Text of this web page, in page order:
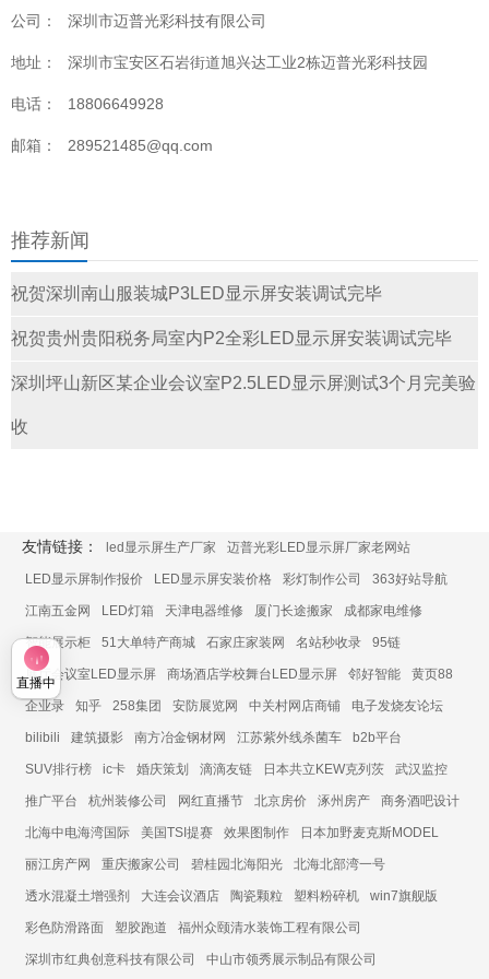
公司： 深圳市迈普光彩科技有限公司
地址： 深圳市宝安区石岩街道旭兴达工业2栋迈普光彩科技园
电话： 18806649928
邮箱： 289521485@qq.com
推荐新闻
祝贺深圳南山服装城P3LED显示屏安装调试完毕
祝贺贵州贵阳税务局室内P2全彩LED显示屏安装调试完毕
深圳坪山新区某企业会议室P2.5LED显示屏测试3个月完美验
收
友情链接： led显示屏生产厂家 迈普光彩LED显示屏厂家老网站
LED显示屏制作报价 LED显示屏安装价格 彩灯制作公司 363好站导航
江南五金网 LED灯箱 天津电器维修 厦门长途搬家 成都家电维修
智能展示柜 51大单特产商城 石家庄家装网 名站秒收录 95链
展厅会议室LED显示屏 商场酒店学校舞台LED显示屏 邻好智能 黄页88
企业录 知乎 258集团 安防展览网 中关村网店商铺 电子发烧友论坛
bilibili 建筑摄影 南方冶金钢材网 江苏紫外线杀菌车 b2b平台
SUV排行榜 ic卡 婚庆策划 滴滴友链 日本共立KEW克列茨 武汉监控
推广平台 杭州装修公司 网红直播节 北京房价 涿州房产 商务酒吧设计
北海中电海湾国际 美国TSI提赛 效果图制作 日本加野麦克斯MODEL
丽江房产网 重庆搬家公司 碧桂园北海阳光 北海北部湾一号
透水混凝土增强剂 大连会议酒店 陶瓷颗粒 塑料粉碎机 win7旗舰版
彩色防滑路面 塑胶跑道 福州众颐清水装饰工程有限公司
深圳市红典创意科技有限公司 中山市领秀展示制品有限公司
直播中